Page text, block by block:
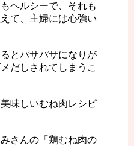
ヘルシーで、それも
て、主婦には心強い
とパサパサになりが
だしされてしまうこ
味しいむね肉レシピ
さんの「鶏むね肉の